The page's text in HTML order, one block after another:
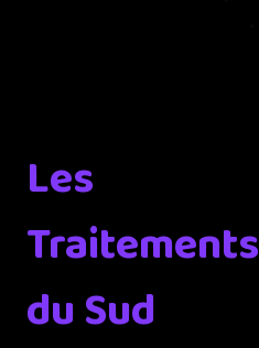
Les
Traitements
du Sud